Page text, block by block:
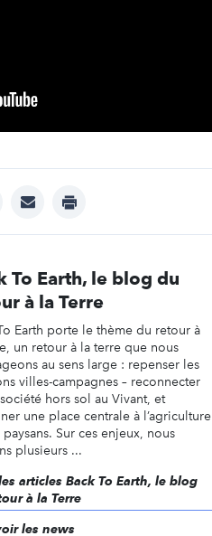
mail print
To Earth, le blog du
à la Terre
Earth porte le thème du retour à
un retour à la terre que nous
au sens large : repenser les
villes-campagnes – reconnecter
hors sol au Vivant, et
une place centrale à l’agriculture
paysans. Sur ces enjeux, nous
plusieurs ...
articles Back To Earth, le blog
à la Terre
les news